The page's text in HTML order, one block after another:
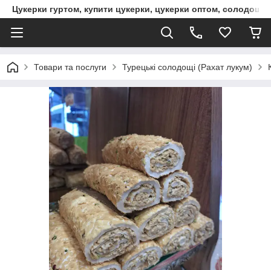
Цукерки гуртом, купити цукерки, цукерки оптом, солодощі
Товари та послуги Турецькі солодощі (Рахат лукум)